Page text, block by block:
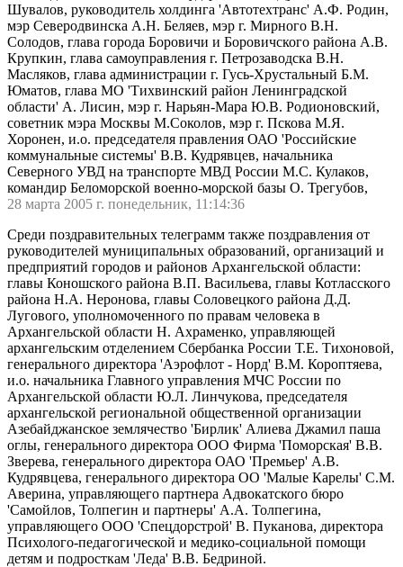
Шувалов, руководитель холдинга 'Автотехтранс' А.Ф. Родин,
мэр Северодвинска А.Н. Беляев, мэр г. Мирного В.Н.
Солодов, глава города Боровичи и Боровичского района А.В.
Крупкин, глава самоуправления г. Петрозаводска В.Н.
Масляков, глава администрации г. Гусь-Хрустальный Б.М.
Юматов, глава МО 'Тихвинский район Ленинградской
области' А. Лисин, мэр г. Нарьян-Мара Ю.В. Родионовский,
советник мэра Москвы М.Соколов, мэр г. Пскова М.Я.
Хоронен, и.о. председателя правления ОАО 'Российские
коммунальные системы' В.В. Кудрявцев, начальника
Северного УВД на транспорте МВД России М.С. Кулаков,
командир Беломорской военно-морской базы О. Трегубов,
28 марта 2005 г. понедельник, 11:14:36
Среди поздравительных телеграмм также поздравления от
руководителей муниципальных образований, организаций и
предприятий городов и районов Архангельской области:
главы Коношского района В.П. Васильева, главы Котласского
района Н.А. Неронова, главы Соловецкого района Д.Д.
Лугового, уполномоченного по правам человека в
Архангельской области Н. Ахраменко, управляющей
архангельским отделением Сбербанка России Т.Е. Тихоновой,
генерального директора 'Аэрофлот - Норд' В.М. Короптяева,
и.о. начальника Главного управления МЧС России по
Архангельской области Ю.Л. Линчукова, председателя
архангельской региональной общественной организации
Азебайджанское землячество 'Бирлик' Алиева Джамил паша
оглы, генерального директора ООО Фирма 'Поморская' В.В.
Зверева, генерального директора ОАО 'Премьер' А.В.
Кудрявцева, генерального директора ОО 'Малые Карелы' С.М.
Аверина, управляющего партнера Адвокатского бюро
'Самойлов, Толпегин и партнеры' А.А. Толпегина,
управляющего ООО 'Спецдорстрой' В. Пуканова, директора
Психолого-педагогической и медико-социальной помощи
детям и подросткам 'Леда' В.В. Бедриной.